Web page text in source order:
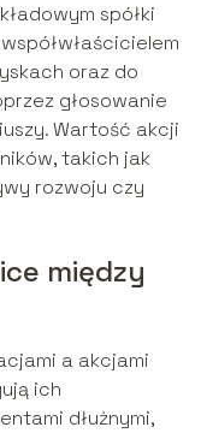
spółki
oraz do
głosowanie
Wartość akcji
takich jak
rozwoju czy
między
a akcjami
ich
dłużnymi,